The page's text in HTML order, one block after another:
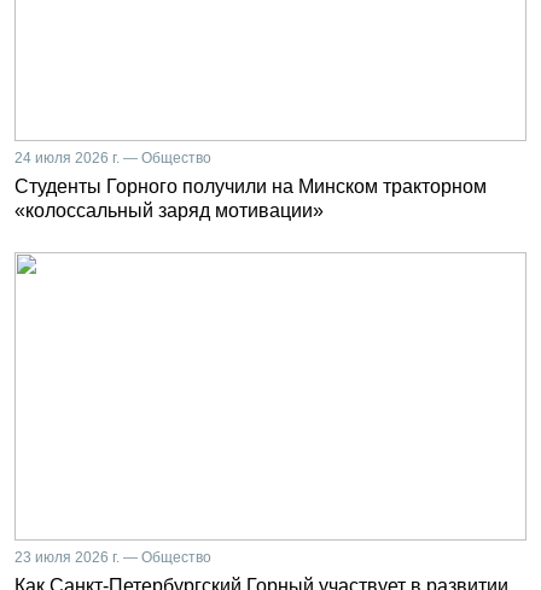
24 июля 2026 г. — Общество
Студенты Горного получили на Минском тракторном
«колоссальный заряд мотивации»
23 июля 2026 г. — Общество
Как Санкт-Петербургский Горный участвует в развитии